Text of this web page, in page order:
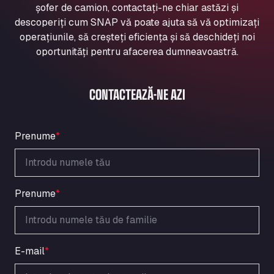
Aqua Ariva GmbH
Marie-Curie-Straße 24, 68219
Aral Autohof Bockel
An der Autobahn 1, 27404
Oppelner Str. 1, 31167
ARAL Autohof Merklingen
ARAL Autohof Preis
ARAL Tankstelle - XXL Truckwash.de
Obernburger Str. 127, 63811
Ardleigh South Services
a120 westbound, CO77SL
Area 47 Hermanos Rico
Autovia A4 km 47, 28300
șofer de camion, contactați-ne chiar astăzi și
descoperiți cum SNAP vă poate ajuta să vă optimizați
operațiunile, să creșteți eficiența și să deschideți noi
oportunități pentru afacerea dumneavoastră.
CONTACTEAZĂ-NE AZI
Prenume*
Prenume*
E-mail*